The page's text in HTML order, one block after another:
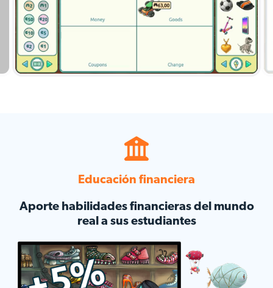
Educación financiera
Aporte habilidades financieras del mundo
real a sus estudiantes